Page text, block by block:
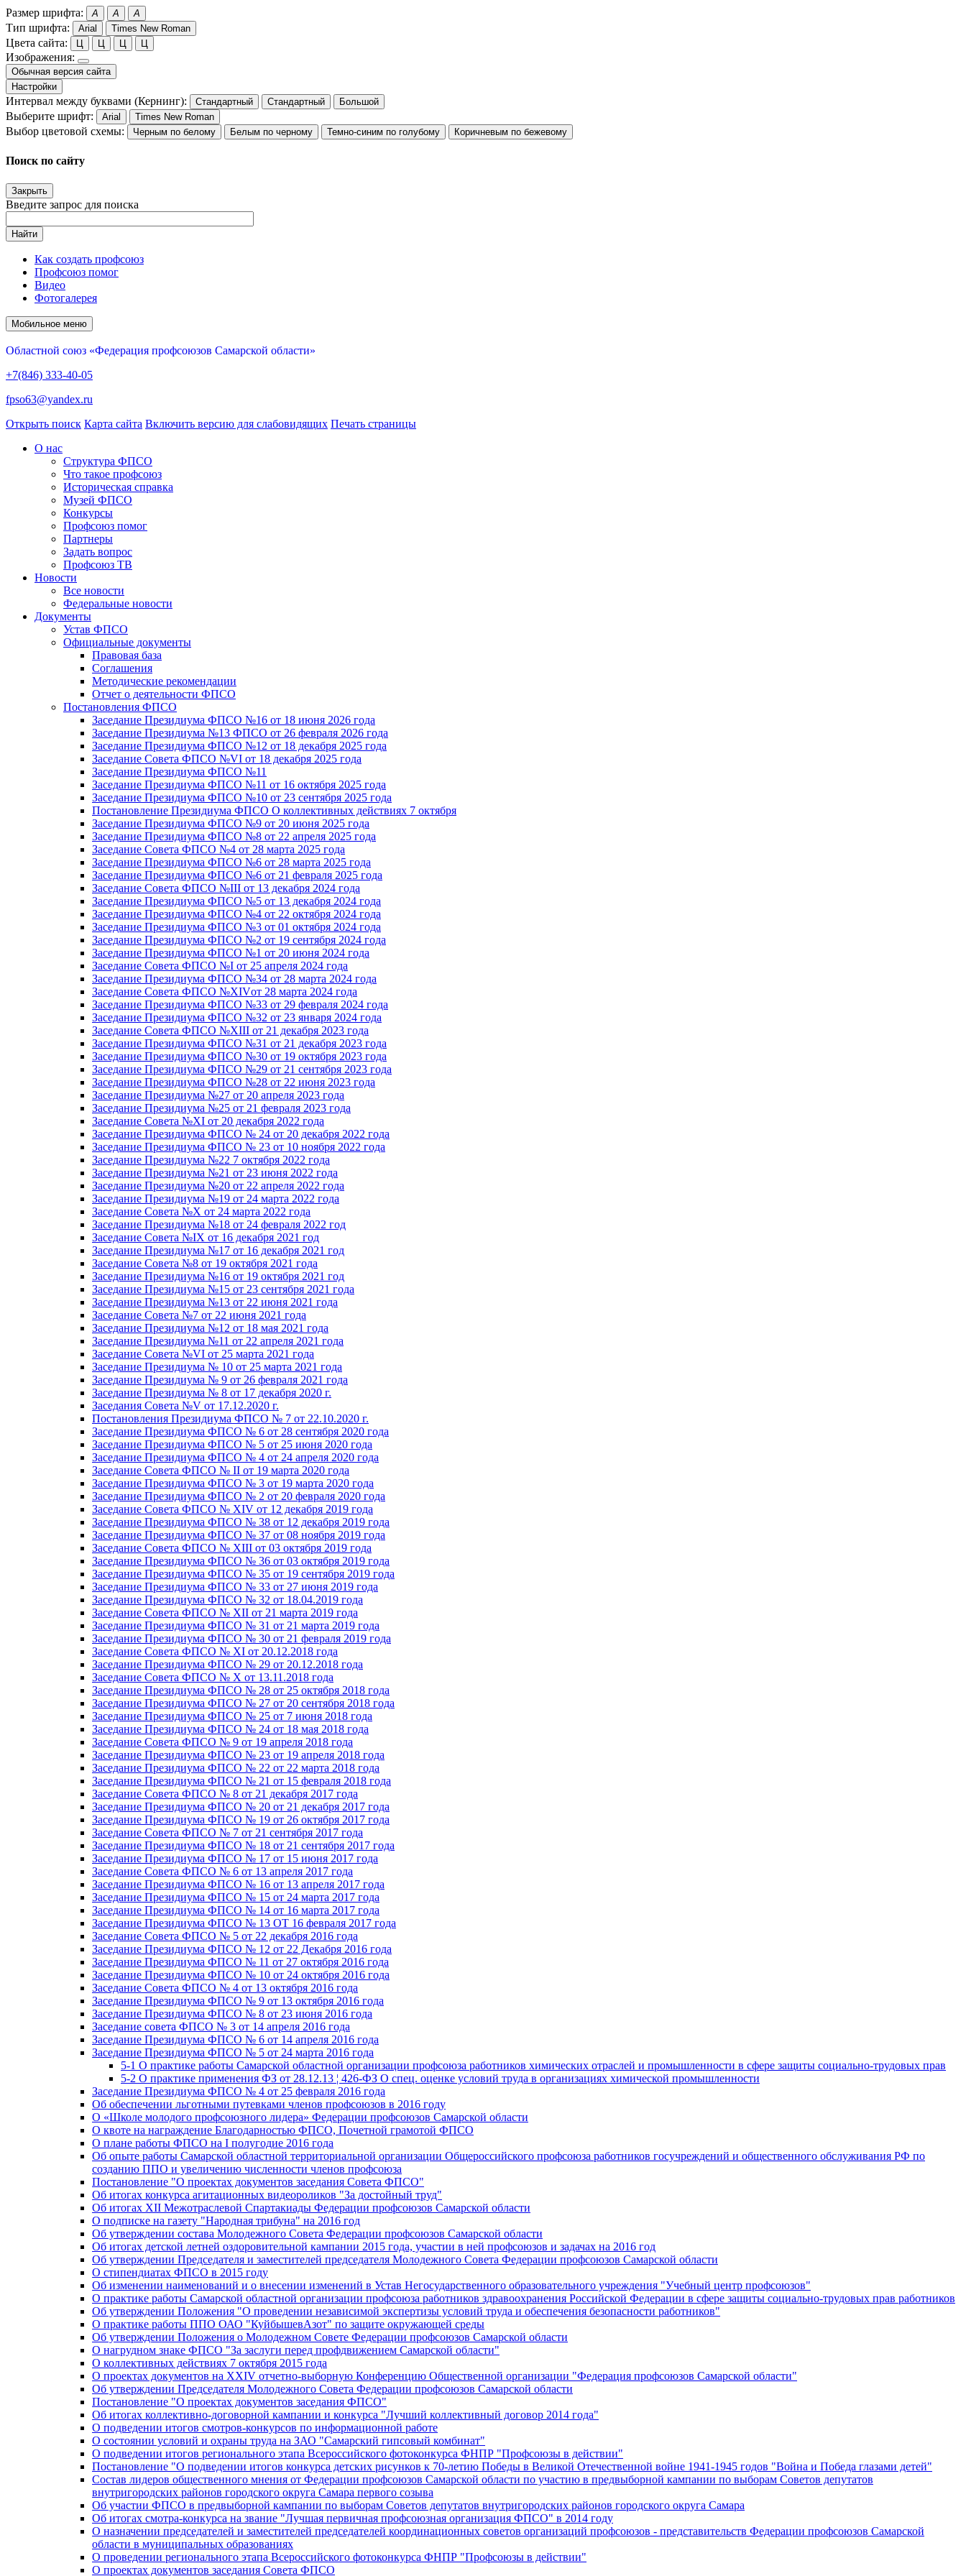
Размер шрифта: A A A
Тип шрифта: Arial Times New Roman
Цвета сайта: Ц Ц Ц Ц
Изображения:
Обычная версия сайта
Настройки
Интервал между буквами (Кернинг): Стандартный Стандартный Большой
Выберите шрифт: Arial Times New Roman
Выбор цветовой схемы: Черным по белому Белым по черному Темно-синим по голубому Коричневым по бежевому
Поиск по сайту
Закрыть
Введите запрос для поиска
Найти
Как создать профсоюз
Профсоюз помог
Видео
Фотогалерея
Мобильное меню
Областной союз «Федерация профсоюзов Самарской области»
+7(846) 333-40-05
fpso63@yandex.ru
Открыть поиск Карта сайта Включить версию для слабовидящих Печать страницы
О нас
Структура ФПСО
Что такое профсоюз
Историческая справка
Музей ФПСО
Конкурсы
Профсоюз помог
Партнеры
Задать вопрос
Профсоюз ТВ
Новости
Все новости
Федеральные новости
Документы
Устав ФПСО
Официальные документы
Правовая база
Соглашения
Методические рекомендации
Отчет о деятельности ФПСО
Постановления ФПСО
Заседание Президиума ФПСО №16 от 18 июня 2026 года
Заседание Президиума №13 ФПСО от 26 февраля 2026 года
Заседание Президиума ФПСО №12 от 18 декабря 2025 года
Заседание Совета ФПСО №VI от 18 декабря 2025 года
Заседание Президиума ФПСО №11
Заседание Президиума ФПСО №11 от 16 октября 2025 года
Заседание Президиума ФПСО №10 от 23 сентября 2025 года
Постановление Президиума ФПСО О коллективных действиях 7 октября
Заседание Президиума ФПСО №9 от 20 июня 2025 года
Заседание Президиума ФПСО №8 от 22 апреля 2025 года
Заседание Совета ФПСО №4 от 28 марта 2025 года
Заседание Президиума ФПСО №6 от 28 марта 2025 года
Заседание Президиума ФПСО №6 от 21 февраля 2025 года
Заседание Совета ФПСО №III от 13 декабря 2024 года
Заседание Президиума ФПСО №5 от 13 декабря 2024 года
Заседание Президиума ФПСО №4 от 22 октября 2024 года
Заседание Президиума ФПСО №3 от 01 октября 2024 года
Заседание Президиума ФПСО №2 от 19 сентября 2024 года
Заседание Президиума ФПСО №1 от 20 июня 2024 года
Заседание Совета ФПСО №I от 25 апреля 2024 года
Заседание Президиума ФПСО №34 от 28 марта 2024 года
Заседание Совета ФПСО №XIVот 28 марта 2024 года
Заседание Президиума ФПСО №33 от 29 февраля 2024 года
Заседание Президиума ФПСО №32 от 23 января 2024 года
Заседание Совета ФПСО №XIII от 21 декабря 2023 года
Заседание Президиума ФПСО №31 от 21 декабря 2023 года
Заседание Президиума ФПСО №30 от 19 октября 2023 года
Заседание Президиума ФПСО №29 от 21 сентября 2023 года
Заседание Президиума ФПСО №28 от 22 июня 2023 года
Заседание Президиума №27 от 20 апреля 2023 года
Заседание Президиума №25 от 21 февраля 2023 года
Заседание Совета №XI от 20 декабря 2022 года
Заседание Президиума ФПСО № 24 от 20 декабря 2022 года
Заседание Президиума ФПСО № 23 от 10 ноября 2022 года
Заседание Президиума №22 7 октября 2022 года
Заседание Президиума №21 от 23 июня 2022 года
Заседание Президиума №20 от 22 апреля 2022 года
Заседание Президиума №19 от 24 марта 2022 года
Заседание Совета №X от 24 марта 2022 года
Заседание Президиума №18 от 24 февраля 2022 год
Заседание Совета №IX от 16 декабря 2021 год
Заседание Президиума №17 от 16 декабря 2021 год
Заседание Совета №8 от 19 октября 2021 года
Заседание Президиума №16 от 19 октября 2021 год
Заседание Президиума №15 от 23 сентября 2021 года
Заседание Президиума №13 от 22 июня 2021 года
Заседание Совета №7 от 22 июня 2021 года
Заседание Президиума №12 от 18 мая 2021 года
Заседание Президиума №11 от 22 апреля 2021 года
Заседание Совета №VI от 25 марта 2021 года
Заседание Президиума № 10 от 25 марта 2021 года
Заседание Президиума № 9 от 26 февраля 2021 года
Заседание Президиума № 8 от 17 декабря 2020 г.
Заседания Совета №V от 17.12.2020 г.
Постановления Президиума ФПСО № 7 от 22.10.2020 г.
Заседание Президиума ФПСО № 6 от 28 сентября 2020 года
Заседание Президиума ФПСО № 5 от 25 июня 2020 года
Заседание Президиума ФПСО № 4 от 24 апреля 2020 года
Заседание Совета ФПСО № II от 19 марта 2020 года
Заседание Президиума ФПСО № 3 от 19 марта 2020 года
Заседание Президиума ФПСО № 2 от 20 февраля 2020 года
Заседание Совета ФПСО № XIV от 12 декабря 2019 года
Заседание Президиума ФПСО № 38 от 12 декабря 2019 года
Заседание Президиума ФПСО № 37 от 08 ноября 2019 года
Заседание Совета ФПСО № XIII от 03 октября 2019 года
Заседание Президиума ФПСО № 36 от 03 октября 2019 года
Заседание Президиума ФПСО № 35 от 19 сентября 2019 года
Заседание Президиума ФПСО № 33 от 27 июня 2019 года
Заседание Президиума ФПСО № 32 от 18.04.2019 года
Заседание Совета ФПСО № XII от 21 марта 2019 года
Заседание Президиума ФПСО № 31 от 21 марта 2019 года
Заседание Президиума ФПСО № 30 от 21 февраля 2019 года
Заседание Совета ФПСО № XI от 20.12.2018 года
Заседание Президиума ФПСО № 29 от 20.12.2018 года
Заседание Совета ФПСО № X от 13.11.2018 года
Заседание Президиума ФПСО № 28 от 25 октября 2018 года
Заседание Президиума ФПСО № 27 от 20 сентября 2018 года
Заседание Президиума ФПСО № 25 от 7 июня 2018 года
Заседание Президиума ФПСО № 24 от 18 мая 2018 года
Заседание Совета ФПСО № 9 от 19 апреля 2018 года
Заседание Президиума ФПСО № 23 от 19 апреля 2018 года
Заседание Президиума ФПСО № 22 от 22 марта 2018 года
Заседание Президиума ФПСО № 21 от 15 февраля 2018 года
Заседание Совета ФПСО № 8 от 21 декабря 2017 года
Заседание Президиума ФПСО № 20 от 21 декабря 2017 года
Заседание Президиума ФПСО № 19 от 26 октября 2017 года
Заседание Совета ФПСО № 7 от 21 сентября 2017 года
Заседание Президиума ФПСО № 18 от 21 сентября 2017 года
Заседание Президиума ФПСО № 17 от 15 июня 2017 года
Заседание Совета ФПСО № 6 от 13 апреля 2017 года
Заседание Президиума ФПСО № 16 от 13 апреля 2017 года
Заседание Президиума ФПСО № 15 от 24 марта 2017 года
Заседание Президиума ФПСО № 14 от 16 марта 2017 года
Заседание Президиума ФПСО № 13 ОТ 16 февраля 2017 года
Заседание Совета ФПСО № 5 от 22 декабря 2016 года
Заседание Президиума ФПСО № 12 от 22 Декабря 2016 года
Заседание Президиума ФПСО № 11 от 27 октября 2016 года
Заседание Президиума ФПСО № 10 от 24 октября 2016 года
Заседание Совета ФПСО № 4 от 13 октября 2016 года
Заседание Президиума ФПСО № 9 от 13 октября 2016 года
Заседание Президиума ФПСО № 8 от 23 июня 2016 года
Заседание совета ФПСО № 3 от 14 апреля 2016 года
Заседание Президиума ФПСО № 6 от 14 апреля 2016 года
Заседание Президиума ФПСО № 5 от 24 марта 2016 года
5-1 О практике работы Самарской областной организации профсоюза работников химических отраслей и промышленности в сфере защиты социально-трудовых прав
5-2 О практике применения ФЗ от 28.12.13 ¦ 426-ФЗ О спец. оценке условий труда в организациях химической промышленности
Заседание Президиума ФПСО № 4 от 25 февраля 2016 года
Об обеспечении льготными путевками членов профсоюзов в 2016 году
О «Школе молодого профсоюзного лидера» Федерации профсоюзов Самарской области
О квоте на награждение Благодарностью ФПСО, Почетной грамотой ФПСО
О плане работы ФПСО на I полугодие 2016 года
Об опыте работы Самарской областной территориальной организации Общероссийского профсоюза работников госучреждений и общественного обслуживания РФ по
созданию ППО и увеличению численности членов профсоюза
Постановление "О проектах документов заседания Совета ФПСО"
Об итогах конкурса агитационных видеороликов "За достойный труд"
Об итогах XII Межотраслевой Спартакиады Федерации профсоюзов Самарской области
О подписке на газету "Народная трибуна" на 2016 год
Об утверждении состава Молодежного Совета Федерации профсоюзов Самарской области
Об итогах детской летней оздоровительной кампании 2015 года, участии в ней профсоюзов и задачах на 2016 год
Об утверждении Председателя и заместителей председателя Молодежного Совета Федерации профсоюзов Самарской области
О стипендиатах ФПСО в 2015 году
Об изменении наименований и о внесении изменений в Устав Негосударственного образовательного учреждения "Учебный центр профсоюзов"
О практике работы Самарской областной организации профсоюза работников здравоохранения Российской Федерации в сфере защиты социально-трудовых прав работников
Об утверждении Положения "О проведении независимой экспертизы условий труда и обеспечения безопасности работников"
О практике работы ППО ОАО "КуйбышевАзот" по защите окружающей среды
Об утверждении Положения о Молодежном Совете Федерации профсоюзов Самарской области
О нагрудном знаке ФПСО "За заслуги перед профдвижением Самарской области"
О коллективных действиях 7 октября 2015 года
О проектах документов на XXIV отчетно-выборную Конференцию Общественной организации "Федерация профсоюзов Самарской области"
Об утверждении Председателя Молодежного Совета Федерации профсоюзов Самарской области
Постановление "О проектах документов заседания ФПСО"
Об итогах коллективно-договорной кампании и конкурса "Лучший коллективный договор 2014 года"
О подведении итогов смотров-конкурсов по информационной работе
О состоянии условий и охраны труда на ЗАО "Самарский гипсовый комбинат"
О подведении итогов регионального этапа Всероссийского фотоконкурса ФНПР "Профсоюзы в действии"
Постановление "О подведении итогов конкурса детских рисунков к 70-летию Победы в Великой Отечественной войне 1941-1945 годов "Война и Победа глазами детей"
Состав лидеров общественного мнения от Федерации профсоюзов Самарской области по участию в предвыборной кампании по выборам Советов депутатов
внутригородских районов городского округа Самара первого созыва
Об участии ФПСО в предвыборной кампании по выборам Советов депутатов внутригородских районов городского округа Самара
Об итогах смотра-конкурса на звание "Лучшая первичная профсоюзная организация ФПСО" в 2014 году
О назначении председателей и заместителей председателей координационных советов организаций профсоюзов - представительств Федерации профсоюзов Самарской
области в муниципальных образованиях
О проведении регионального этапа Всероссийского фотоконкурса ФНПР "Профсоюзы в действии"
О проектах документов заседания Совета ФПСО